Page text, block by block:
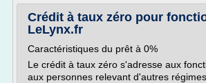
Crédit à taux zéro pour
LeLynx.fr
Caractéristiques du prêt à 0%
Le crédit à taux zéro s'adresse aux
aux personnes relevant d'autres